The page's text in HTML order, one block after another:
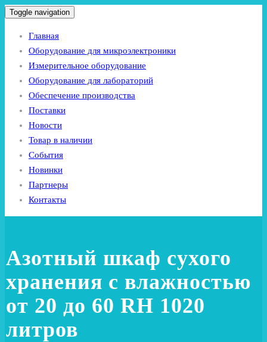
Toggle navigation
Главная
Оборудование для микроэлектроники
Измерительное оборудование
Оборудование для лабораторий
Обеспечение производства
Поставки
Новости
Товар в наличии
События
Новинки
Партнеры
Контакты
Азотный шкаф сухого
хранения с влажностью
от 20 до 60 RH 1020
литров